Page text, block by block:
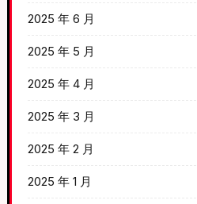
2025 年 6 月
2025 年 5 月
2025 年 4 月
2025 年 3 月
2025 年 2 月
2025 年 1 月